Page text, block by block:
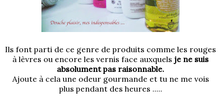
Ils font parti de ce genre de produits comme les rouges
à lèvres ou encore les vernis face auxquels je ne suis
absolument pas raisonnable.
Ajoute à cela une odeur gourmande et tu ne me vois
plus pendant des heures .....